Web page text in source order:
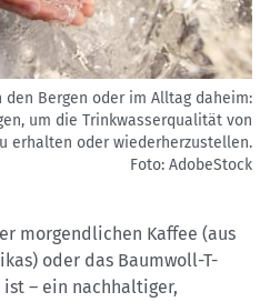
Bergen oder im Alltag daheim:
um die Trinkwasserqualität von
erhalten oder wiederherzustellen.
Foto: AdobeStock
morgendlichen Kaffee (aus
oder das Baumwoll-T-
– ein nachhaltiger,